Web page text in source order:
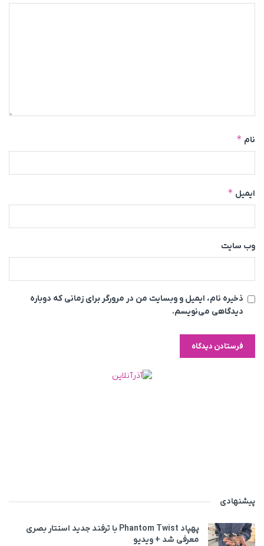
نام *
ایمیل *
وب‌ سایت
ذخیره نام، ایمیل و وبسایت من در مرورگر برای زمانی که دوباره
دیدگاهی می‌نویسم.
پیشنهادی
پهپاد Phantom Twist با ترفند جدید استتار بصری
معرفی شد + ویدیو